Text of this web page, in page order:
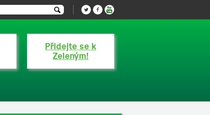
Přidejte se k
Zeleným!